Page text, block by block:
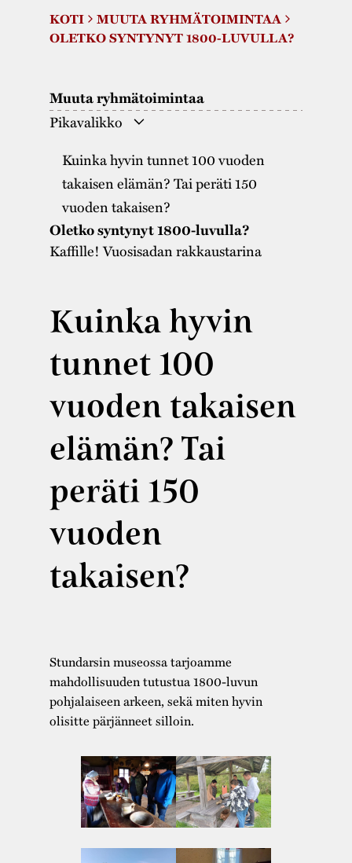
Vaellusreitti
Saavutettavuus
Turvallisuus
Yhteystiedot
Jarl Hemmer
Rakennukset
Museokokoelmat
Käsityö
YSTÄVÄT
KOTI
MUUTA RYHMÄTOIMINTAA
OLETKO SYNTYNYT 1800-LUVULLA?
Muuta ryhmätoimintaa
Pikavalikko
Kuinka hyvin tunnet 100 vuoden
takaisen elämän? Tai peräti 150
vuoden takaisen?
Oletko syntynyt 1800-luvulla?
Kaffille! Vuosisadan rakkaustarina
Kuinka hyvin
tunnet 100
vuoden takaisen
elämän? Tai
peräti 150
vuoden
takaisen?
Stundarsin museossa tarjoamme
mahdollisuuden tutustua 1800-luvun
pohjalaiseen arkeen, sekä miten hyvin
olisitte pärjänneet silloin.